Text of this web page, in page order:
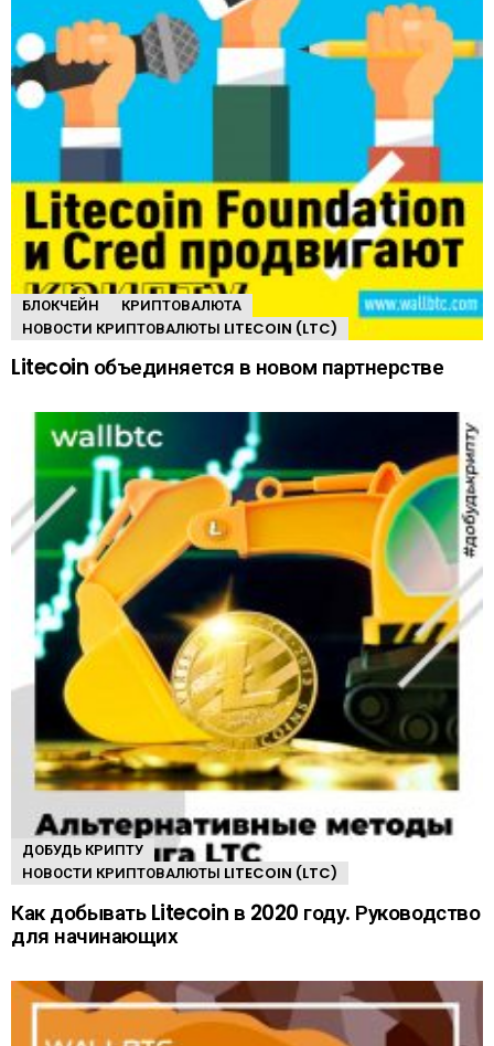
БЛОКЧЕЙН
КРИПТОВАЛЮТА
НОВОСТИ КРИПТОВАЛЮТЫ LITECOIN (LTC)
Litecoin объединяется в новом партнерстве
ДОБУДЬ КРИПТУ
НОВОСТИ КРИПТОВАЛЮТЫ LITECOIN (LTC)
Как добывать Litecoin в 2020 году. Руководство
для начинающих